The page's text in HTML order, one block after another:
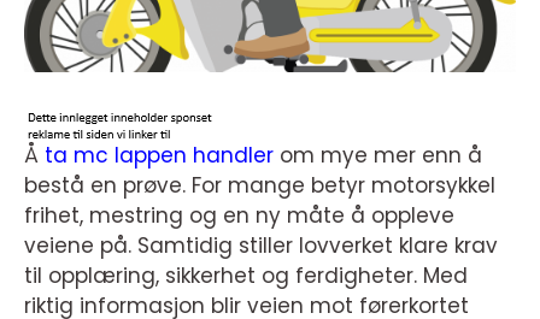
Å ta mc lappen handler om mye mer enn å
bestå en prøve. For mange betyr motorsykkel
frihet, mestring og en ny måte å oppleve
veiene på. Samtidig stiller lovverket klare krav
til opplæring, sikkerhet og ferdigheter. Med
riktig informasjon blir veien mot førerkortet